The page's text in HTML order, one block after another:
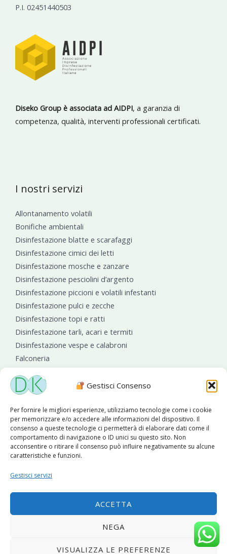
Gestisci Consenso
Per fornire le migliori esperienze, utilizziamo tecnologie come i cookie
per memorizzare e/o accedere alle informazioni del dispositivo. Il
consenso a queste tecnologie ci permetterà di elaborare dati come il
comportamento di navigazione o ID unici su questo sito. Non
acconsentire o ritirare il consenso può influire negativamente su alcune
caratteristiche e funzioni.
Gestisci servizi
ACCETTA
NEGA
VISUALIZZA LE PREFERENZE
P.I. 02451440503
Diseko Group è associata ad AIDPI, a garanzia di
competenza, qualità, interventi professionali certificati.
I nostri servizi
Allontanamento volatili
Bonifiche ambientali
Disinfestazione blatte e scarafaggi
Disinfestazione cimici dei letti
Disinfestazione mosche e zanzare
Disinfestazione pesciolini d’argento
Disinfestazione piccioni e volatili infestanti
Disinfestazione pulci e zecche
Disinfestazione topi e ratti
Disinfestazione tarli, acari e termiti
Disinfestazione vespe e calabroni
Falconeria
Copyright © 2026 Diseko Group Srls |
|Sito web